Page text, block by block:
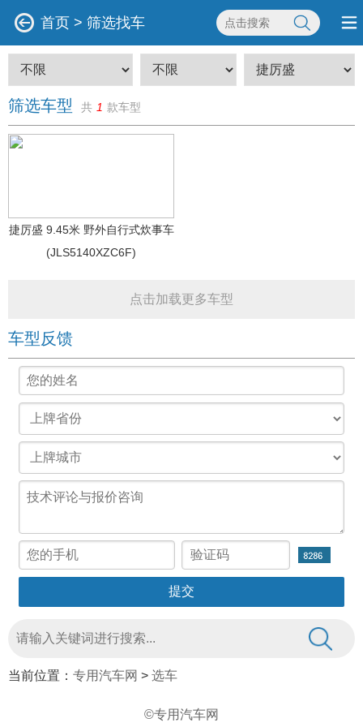
首页 > 筛选找车
筛选车型 共 1 款车型
捷厉盛 9.45米 野外自行式炊事车
(JLS5140XZC6F)
点击加载更多车型
车型反馈
当前位置： 专用汽车网 > 选车
©专用汽车网